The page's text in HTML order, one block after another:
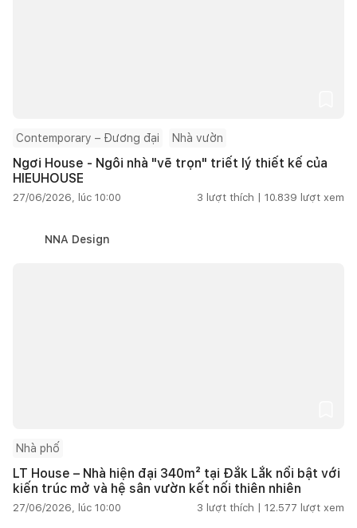
Contemporary – Đương đại Nhà vườn
Ngơi House - Ngôi nhà "vẽ trọn" triết lý thiết kế của
HIEUHOUSE
27/06/2026, lúc 10:00 3 lượt thích | 10.839 lượt xem
NNA Design
Nhà phố
LT House – Nhà hiện đại 340m² tại Đắk Lắk nổi bật với
kiến trúc mở và hệ sân vườn kết nối thiên nhiên
27/06/2026, lúc 10:00 3 lượt thích | 12.577 lượt xem